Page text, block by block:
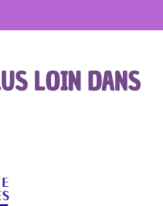
LOIN DANS